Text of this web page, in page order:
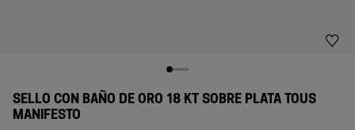
SELLO CON BAÑO DE ORO 18 KT SOBRE PLATA TOUS
MANIFESTO